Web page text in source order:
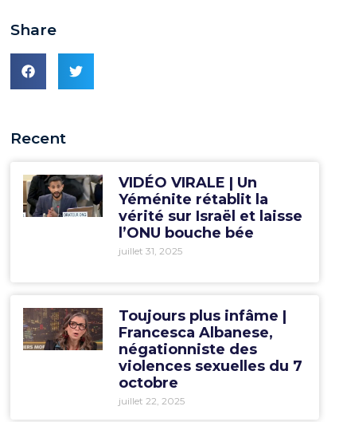
Share
Recent
VIDÉO VIRALE | Un
Yéménite rétablit la
vérité sur Israël et laisse
l’ONU bouche bée
juillet 31, 2025
Toujours plus infâme |
Francesca Albanese,
négationniste des
violences sexuelles du 7
octobre
juillet 22, 2025